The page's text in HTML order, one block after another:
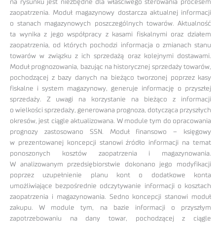
na rysunku jest niezbędne dla właściwego sterowania procesem
zaopatrzenia. Moduł magazynowy dostarcza aktualnej informacji
o stanach magazynowych poszczególnych towarów. Aktualność
ta wynika z jego współpracy z kasami fiskalnymi oraz działem
zaopatrzenia, od których pochodzi informacja o zmianach stanu
towarów w związku z ich sprzedażą oraz kolejnymi dostawami.
Moduł prognozowania, bazując na historycznej sprzedaży towarów,
pochodzącej z bazy danych na bieżąco tworzonej poprzez kasy
fiskalne i system magazynowy, generuje informację o przyszłej
sprzedaży. Z uwagi na korzystanie na bieżąco z informacji
o wielkości sprzedaży, generowana prognoza, dotycząca przyszłych
okresów, jest ciągle aktualizowana. W module tym do opracowania
prognozy zastosowano SSN. Moduł finansowo – księgowy
w prezentowanej koncepcji stanowi źródło informacji na temat
ponoszonych kosztów zaopatrzenia i magazynowania.
W analizowanym przedsiębiorstwie dokonano jego modyfikacji
poprzez uzupełnienie planu kont o dodatkowe konta
umożliwiające bezpośrednie odczytywanie informacji o kosztach
zaopatrzenia i magazynowania. Sedno koncepcji stanowi moduł
zakupu. W module tym, na bazie informacji o przyszłym
zapotrzebowaniu na dany towar, pochodzącej z ciągle